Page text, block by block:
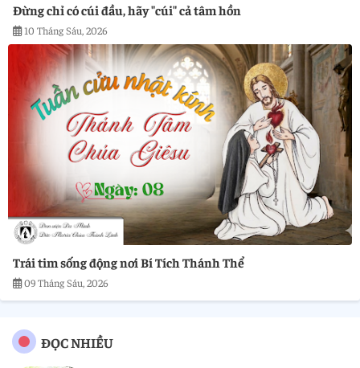
Đừng chỉ có cúi đầu, hãy "cúi" cả tâm hồn
10 Tháng Sáu, 2026
Trái tim sống động nơi Bí Tích Thánh Thể
09 Tháng Sáu, 2026
ĐỌC NHIỀU